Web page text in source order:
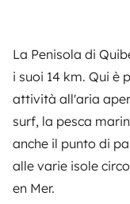
La Penisola di
i suoi 14 km. Qui è
attività all'aria
surf, la pesca
anche il punto di
alle varie isole
en Mer.